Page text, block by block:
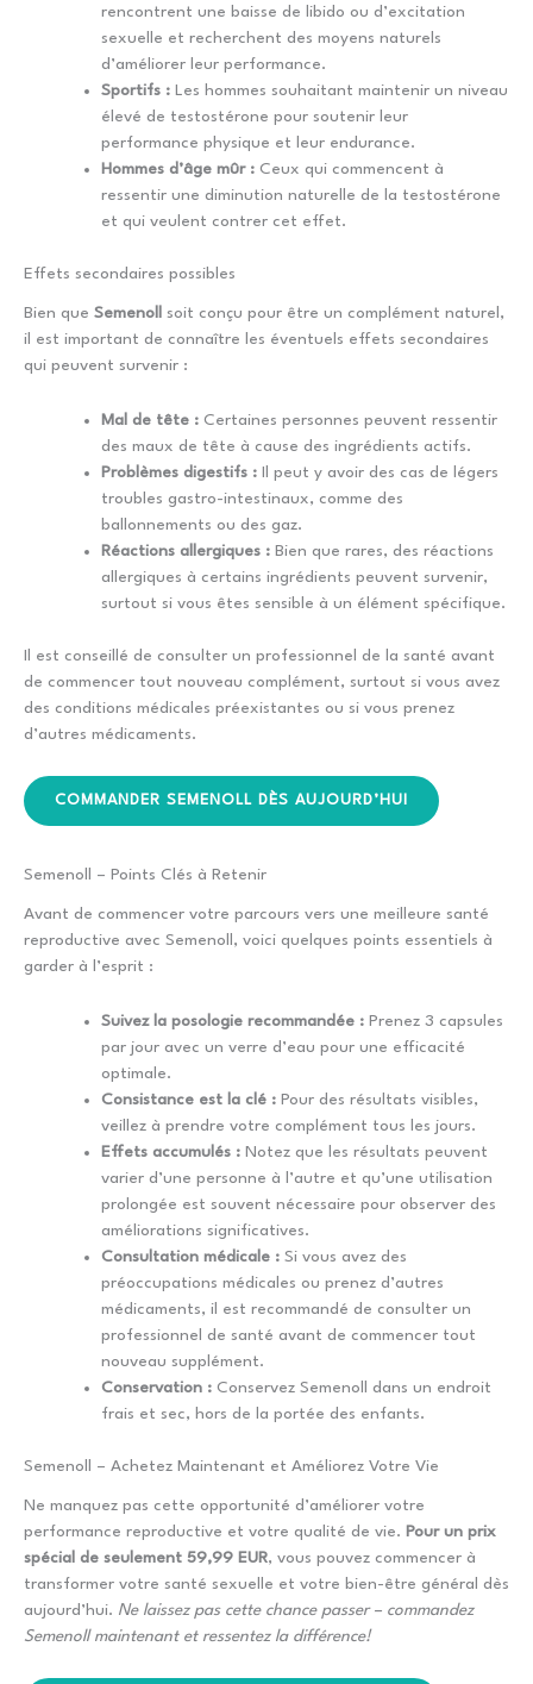
rencontrent une baisse de libido ou d’excitation
sexuelle et recherchent des moyens naturels
d’améliorer leur performance.
Sportifs : Les hommes souhaitant maintenir un niveau
élevé de testostérone pour soutenir leur
performance physique et leur endurance.
Hommes d’âge mûr : Ceux qui commencent à
ressentir une diminution naturelle de la testostérone
et qui veulent contrer cet effet.
Effets secondaires possibles
Bien que Semenoll
soit conçu pour être un complément naturel,
il est important de connaître les éventuels effets secondaires
qui peuvent survenir :
Mal de tête : Certaines personnes peuvent ressentir
des maux de tête à cause des ingrédients actifs.
Problèmes digestifs : Il peut y avoir des cas de légers
troubles gastro-intestinaux, comme des
ballonnements ou des gaz.
Réactions allergiques : Bien que rares, des réactions
allergiques à certains ingrédients peuvent survenir,
surtout si vous êtes sensible à un élément spécifique.
Il est conseillé de consulter un professionnel de la santé avant
de commencer tout nouveau complément, surtout si vous avez
des conditions médicales préexistantes ou si vous prenez
d’autres médicaments.
COMMANDER SEMENOLL DÈS AUJOURD’HUI
Semenoll – Points Clés à Retenir
Avant de commencer votre parcours vers une meilleure santé
reproductive avec Semenoll, voici quelques points essentiels à
garder à l’esprit :
Suivez la posologie recommandée : Prenez 3 capsules
par jour avec un verre d’eau pour une efficacité
optimale.
Consistance est la clé : Pour des résultats visibles,
veillez à prendre votre complément tous les jours.
Effets accumulés : Notez que les résultats peuvent
varier d’une personne à l’autre et qu’une utilisation
prolongée est souvent nécessaire pour observer des
améliorations significatives.
Consultation médicale : Si vous avez des
préoccupations médicales ou prenez d’autres
médicaments, il est recommandé de consulter un
professionnel de santé avant de commencer tout
nouveau supplément.
Conservation : Conservez Semenoll dans un endroit
frais et sec, hors de la portée des enfants.
Semenoll – Achetez Maintenant et Améliorez Votre Vie
Ne manquez pas cette opportunité d’améliorer votre
performance reproductive et votre qualité de vie. Pour un prix
spécial de seulement 59,99 EUR, vous pouvez commencer à
transformer votre santé sexuelle et votre bien-être général dès
aujourd’hui. Ne laissez pas cette chance passer – commandez
Semenoll maintenant et ressentez la différence!